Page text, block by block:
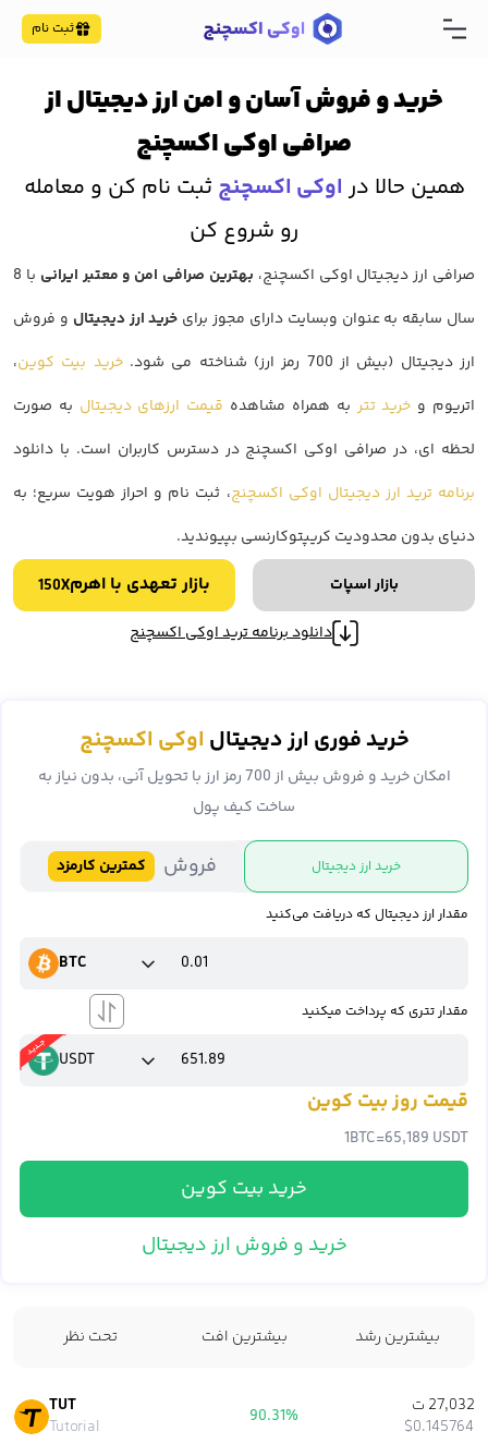
ثبت نام
خرید و فروش آسان و امن ارز دیجیتال از
صرافی اوکی اکسچنج
همین حالا دراوکی اکسچنج ثبت نام کن و معامله
رو شروع کن
صرافی ارز دیجیتال اوکی اکسچنج، بهترین صرافی امن و معتبر ایرانی
با 8
سال سابقه به عنوان وبسایت دارای مجوز برای خرید ارز دیجیتال و فروش
ارز دیجیتال (بیش از 700 رمز ارز) شناخته می شود.
خرید بیت کوین،
اتریوم و خرید تتر به همراه مشاهده قیمت ارزهای دیجیتال به صورت
لحظه ای، در صرافی اوکی اکسچنج در دسترس کاربران است. با دانلود
برنامه ترید ارز دیجیتال اوکی اکسچنج، ثبت نام و احراز هویت سریع؛ به
دنیای بدون محدودیت کریپتوکارنسی بپیوندید.
بازار اسپات
بازار تعهدی با اهرم150X
دانلود برنامه ترید اوکی اکسچنج
خرید فوری ارز دیجیتال اوکی اکسچنج
امکان خرید و فروش بیش از 700 رمز ارز با تحویل آنی، بدون نیاز به
ساخت کیف پول
خرید ارز دیجیتال فروش کمترین کارمزد
مقدار ارز دیجیتال که دریافت می‌کنید
BTC
مقدار تتری که پرداخت میکنید
USDT
قیمت روز بیت کوین
1BTC=65,189 USDT
خرید بیت کوین
خرید و فروش ارز دیجیتال
بیشترین رشد بیشترین افت تحت نظر
TUT
Tutorial
90.31%
27,032 ت
$0.145764